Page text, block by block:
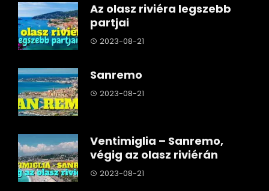
Az olasz riviéra legszebb
partjai
2023-08-21
Sanremo
2023-08-21
Ventimiglia – Sanremo,
végig az olasz riviérán
2023-08-21